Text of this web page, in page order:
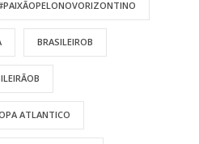
BRASILEIROB
ATLANTICO